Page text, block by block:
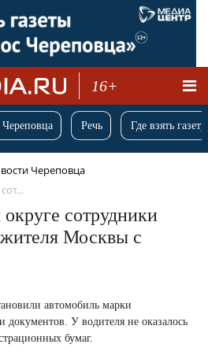
16+
Череповца Речь Где взять
Череповца
сотрудники
Москвы с
автомобиль марки
документов. У водителя не оказалось
бумаг.